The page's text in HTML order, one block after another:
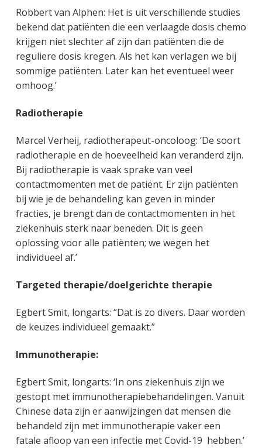
Robbert van Alphen: Het is uit verschillende studies
bekend dat patiënten die een verlaagde dosis chemo
krijgen niet slechter af zijn dan patiënten die de
reguliere dosis kregen. Als het kan verlagen we bij
sommige patiënten. Later kan het eventueel weer
omhoog.’
Radiotherapie
Marcel Verheij, radiotherapeut-oncoloog: ‘De soort
radiotherapie en de hoeveelheid kan veranderd zijn.
Bij radiotherapie is vaak sprake van veel
contactmomenten met de patiënt. Er zijn patiënten
bij wie je de behandeling kan geven in minder
fracties, je brengt dan de contactmomenten in het
ziekenhuis sterk naar beneden. Dit is geen
oplossing voor alle patiënten; we wegen het
individueel af.’
Targeted therapie/doelgerichte therapie
Egbert Smit, longarts: “Dat is zo divers. Daar worden
de keuzes individueel gemaakt.”
Immunotherapie:
Egbert Smit, longarts: ‘In ons ziekenhuis zijn we
gestopt met immunotherapiebehandelingen. Vanuit
Chinese data zijn er aanwijzingen dat mensen die
behandeld zijn met immunotherapie vaker een
fatale afloop van een infectie met Covid-19 hebben.’